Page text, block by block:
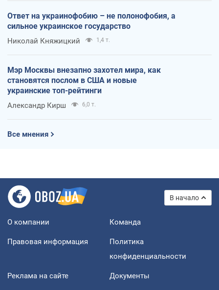
Ответ на украинофобию – не полонофобия, а
сильное украинское государство
Николай Княжицкий 1,4 т.
Мэр Москвы внезапно захотел мира, как
становятся послом в США и новые
украинские топ-рейтинги
Александр Кирш 6,0 т.
Все мнения
В начало
О компании Команда
Правовая информация
Политика
конфиденциальности
Реклама на сайте Документы